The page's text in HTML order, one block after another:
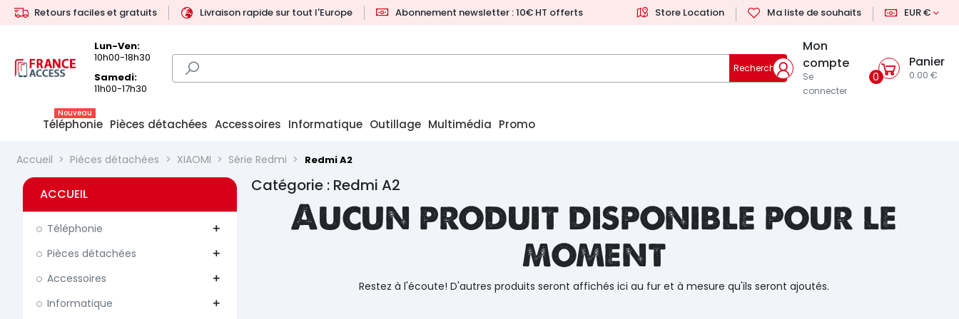
Retours faciles et gratuits Livraison rapide sur tout l'Europe Abonnement newsletter : 10€ HT offerts Store Location Ma liste de souhaits EUR €
Lun-Ven:
10h00-18h30
Samedi:
11h00-17h30
Rechercher
Mon
compte
Se
connecter
0
Panier
0.00 €
Téléphonie
Nouveau
Pièces détachées Accessoires Informatique Outillage Multimédia Promo
Accueil Pièces détachées XIAOMI Série Redmi Redmi A2
ACCUEIL
Téléphonie add
Pièces détachées add
Accessoires add
Informatique add
Catégorie : Redmi A2
Aucun produit disponible pour le
moment
Restez à l'écoute! D'autres produits seront affichés ici au fur et à mesure qu'ils seront ajoutés.